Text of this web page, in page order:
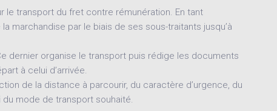
le transport du fret contre rémunération. En tant
marchandise par le biais de ses sous-traitants jusqu’à
dernier organise le transport puis rédige les documents
à celui d’arrivée.
de la distance à parcourir, du caractère d’urgence, du
mode de transport souhaité.